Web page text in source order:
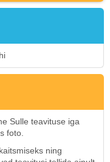
Sulle teavituse iga
foto.
ning